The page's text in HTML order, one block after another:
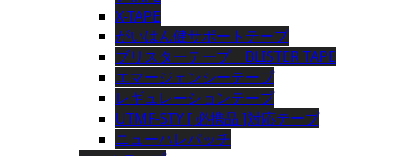
X-TAPE
がいはん健サポートテープ
ブリスターテープ BLISTER TAPE
エマージェンシーテープ
レギュレーションテープ
UTMF-STY [ 必携品 ]対応テープ
ニューハレパッチ